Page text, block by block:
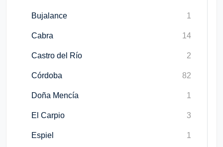
Bujalance 1
Cabra 14
Castro del Río 2
Córdoba 82
Doña Mencía 1
El Carpio 3
Espiel 1